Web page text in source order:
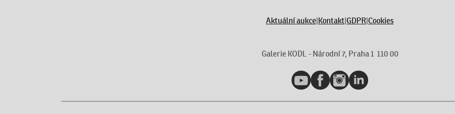
Aktuální aukce Kontakt GDPR Cookies
Galerie KODL - Národní 7, Praha 1 110 00
YouTubeFacebookInstagramLinkedIn